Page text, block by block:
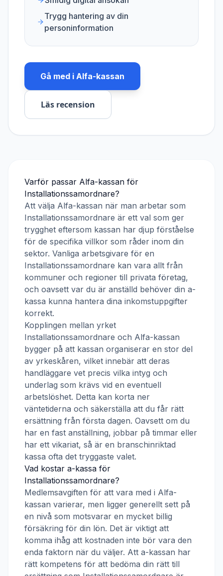
Trygg hantering av din
personinformation
Gå med i Alfa-kassan
Läs recension
Varför passar Alfa-kassan för
Installationssamordnare?
Att välja Alfa-kassan när man arbetar som
Installationssamordnare är ett val som ger
trygghet eftersom kassan har djup förståelse
för de specifika villkor som råder inom din
sektor. Vanliga arbetsgivare för en
Installationssamordnare kan vara allt från
kommuner och regioner till privata företag,
och oavsett var du är anställd behöver din a-
kassa kunna hantera dina inkomstuppgifter
korrekt.
Kopplingen mellan yrket
Installationssamordnare och Alfa-kassan
bygger på att kassan organiserar en stor del
av yrkeskåren, vilket innebär att deras
handläggare vet precis vilka intyg och
underlag som krävs vid en eventuell
arbetslöshet. Detta kan korta ner
väntetiderna och säkerställa att du får rätt
ersättning från första dagen. Oavsett om du
har en fast anställning, jobbar på timmar eller
har ett vikariat, så är en branschinriktad
kassa ofta det tryggaste valet.
Vad kostar a-kassa för
Installationssamordnare?
Medlemsavgiften för att vara med i Alfa-
kassan varierar, men ligger generellt sett på
en nivå som motsvarar en mycket billig
försäkring för din lön. Det är viktigt att
komma ihåg att kostnaden inte bör vara den
enda faktorn när du väljer. Att a-kassan har
rätt kompetens för att bedöma din rätt till